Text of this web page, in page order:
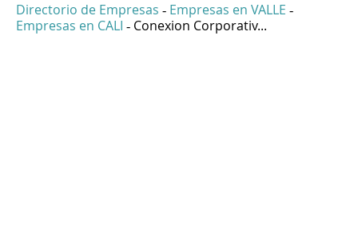
Directorio de Empresas - Empresas en VALLE -
Empresas en CALI - Conexion Corporativ...